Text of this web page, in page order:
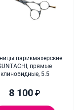
парикмахерские
прямые
клиновидные, 5.5
8 100 ₽